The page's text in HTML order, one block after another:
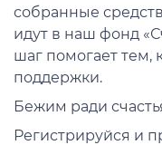
собранные
идут в наш фонд
шаг помогает тем,
поддержки.
Бежим ради
Регистрируйся и